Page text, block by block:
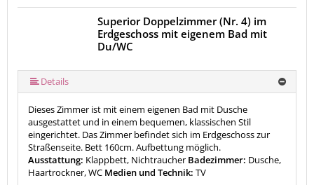
Superior Doppelzimmer (Nr. 4) im
Erdgeschoss mit eigenem Bad mit
Du/WC
Details
Dieses Zimmer ist mit einem eigenen Bad mit Dusche
ausgestattet und in einem bequemen, klassischen Stil
eingerichtet. Das Zimmer befindet sich im Erdgeschoss zur
Straßenseite. Bett 160cm. Aufbettung möglich.
Ausstattung: Klappbett, Nichtraucher Badezimmer: Dusche,
Haartrockner, WC Medien und Technik: TV